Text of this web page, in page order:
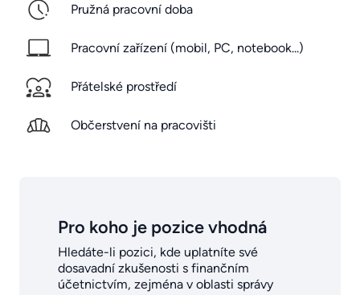
Pružná pracovní doba
Pracovní zařízení (mobil, PC, notebook...)
Přátelské prostředí
Občerstvení na pracovišti
Pro koho je pozice vhodná
Hledáte-li pozici, kde uplatníte své
dosavadní zkušenosti s finančním
účetnictvím, zejména v oblasti správy